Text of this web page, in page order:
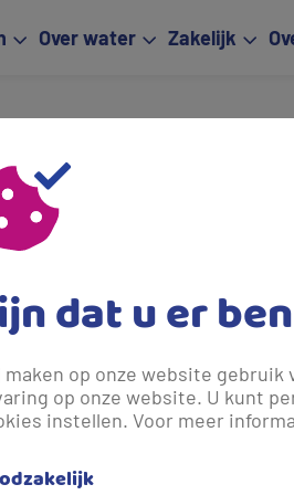
Over water Zakelijk
dat u er
maken op onze website
op onze website. U kunt
instellen. Voor meer